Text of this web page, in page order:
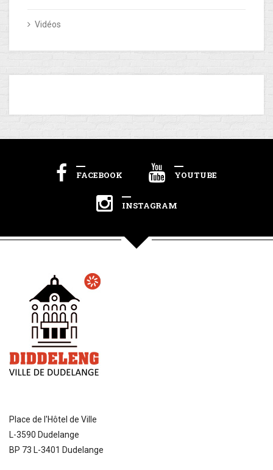
Vidéos
FACEBOOK YOUTUBE
INSTAGRAM
Place de l'Hôtel de Ville
L-3590 Dudelange
BP 73 L-3401 Dudelange